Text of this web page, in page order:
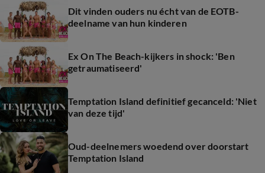
Dit vinden ouders nu écht van de EOTB-
deelname van hun kinderen
Ex On The Beach-kijkers in shock: 'Ben
getraumatiseerd'
Temptation Island definitief gecanceld: 'Niet
van deze tijd'
Oud-deelnemers woedend over doorstart
Temptation Island